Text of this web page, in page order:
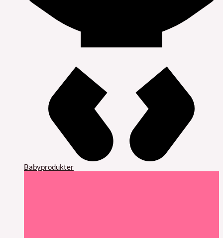
Babyprodukter